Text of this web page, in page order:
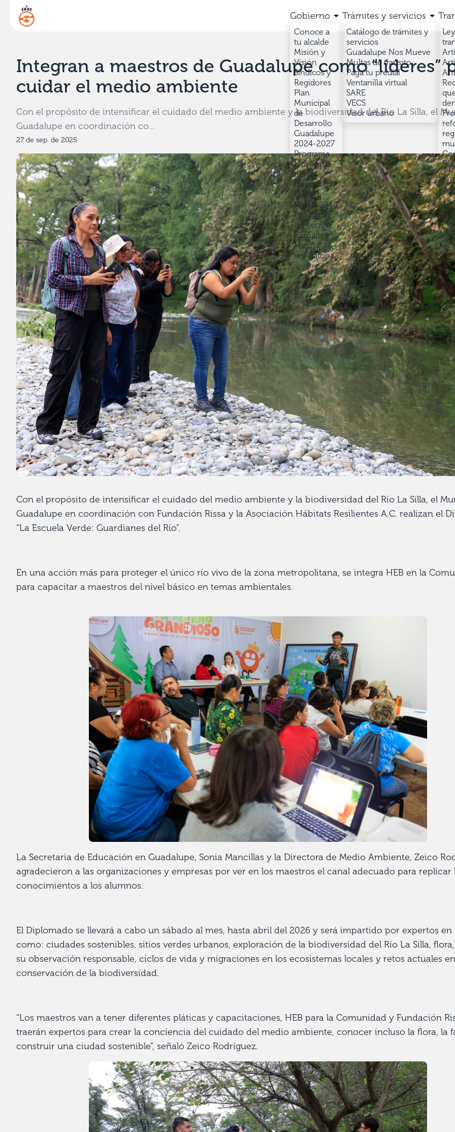
Gobierno
Conoce a
tu alcalde
Misión y
Visión
Síndicos y
Regidores
Plan
Municipal
de
Desarrollo
Guadalupe
2024-2027
Programa
Municipal
de
Desarrollo
Urbano
Visión 2040
Programa
de Acción
Climática
Mejora
regulatoria
Trámites y servicios
Catálogo de trámites y
servicios
Guadalupe Nos Mueve
Multas de transito
Paga tu predial
Ventanilla virtual
SARE
VECS
Visor urbano
Integran a maestros de Guadalupe como “líderes”
cuidar el medio ambiente
Con el propósito de intensificar el cuidado del medio ambiente y la biodiversidad del Río La Silla, el
Guadalupe en coordinación co...
27 de sep. de 2025
Con el propósito de intensificar el cuidado del medio ambiente y la biodiversidad del Río La Silla, el
Guadalupe en coordinación con Fundación Rissa y la Asociación Hábitats Resilientes A.C. realizan el
“La Escuela Verde: Guardianes del Río”.
En una acción más para proteger el único río vivo de la zona metropolitana, se integra HEB en la
para capacitar a maestros del nivel básico en temas ambientales.
La Secretaria de Educación en Guadalupe, Sonia Mancillas y la Directora de Medio Ambiente, Zeico
agradecieron a las organizaciones y empresas por ver en los maestros el canal adecuado para replicar
conocimientos a los alumnos.
El Diplomado se llevará a cabo un sábado al mes, hasta abril del 2026 y será impartido por expertos en
como: ciudades sostenibles, sitios verdes urbanos, exploración de la biodiversidad del Río La Silla,
su observación responsable, ciclos de vida y migraciones en los ecosistemas locales y retos actuales
conservación de la biodiversidad.
“Los maestros van a tener diferentes pláticas y capacitaciones, HEB para la Comunidad y Fundación
traerán expertos para crear la conciencia del cuidado del medio ambiente, conocer incluso la flora, la
construir una ciudad sostenible”, señaló Zeico Rodríguez.